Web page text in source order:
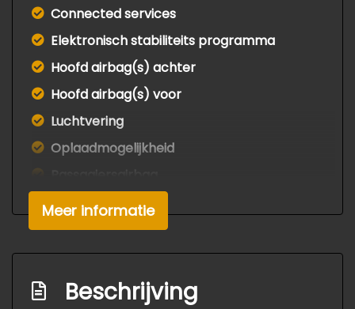
Connected services
Elektronisch stabiliteits programma
Hoofd airbag(s) achter
Hoofd airbag(s) voor
Luchtvering
Oplaadmogelijkheid
Schakelpaddles
Volledig digitaal instrumentenpaneel
Zij airbag(s) voor
Exterieur
Meer informatie
Beschrijving